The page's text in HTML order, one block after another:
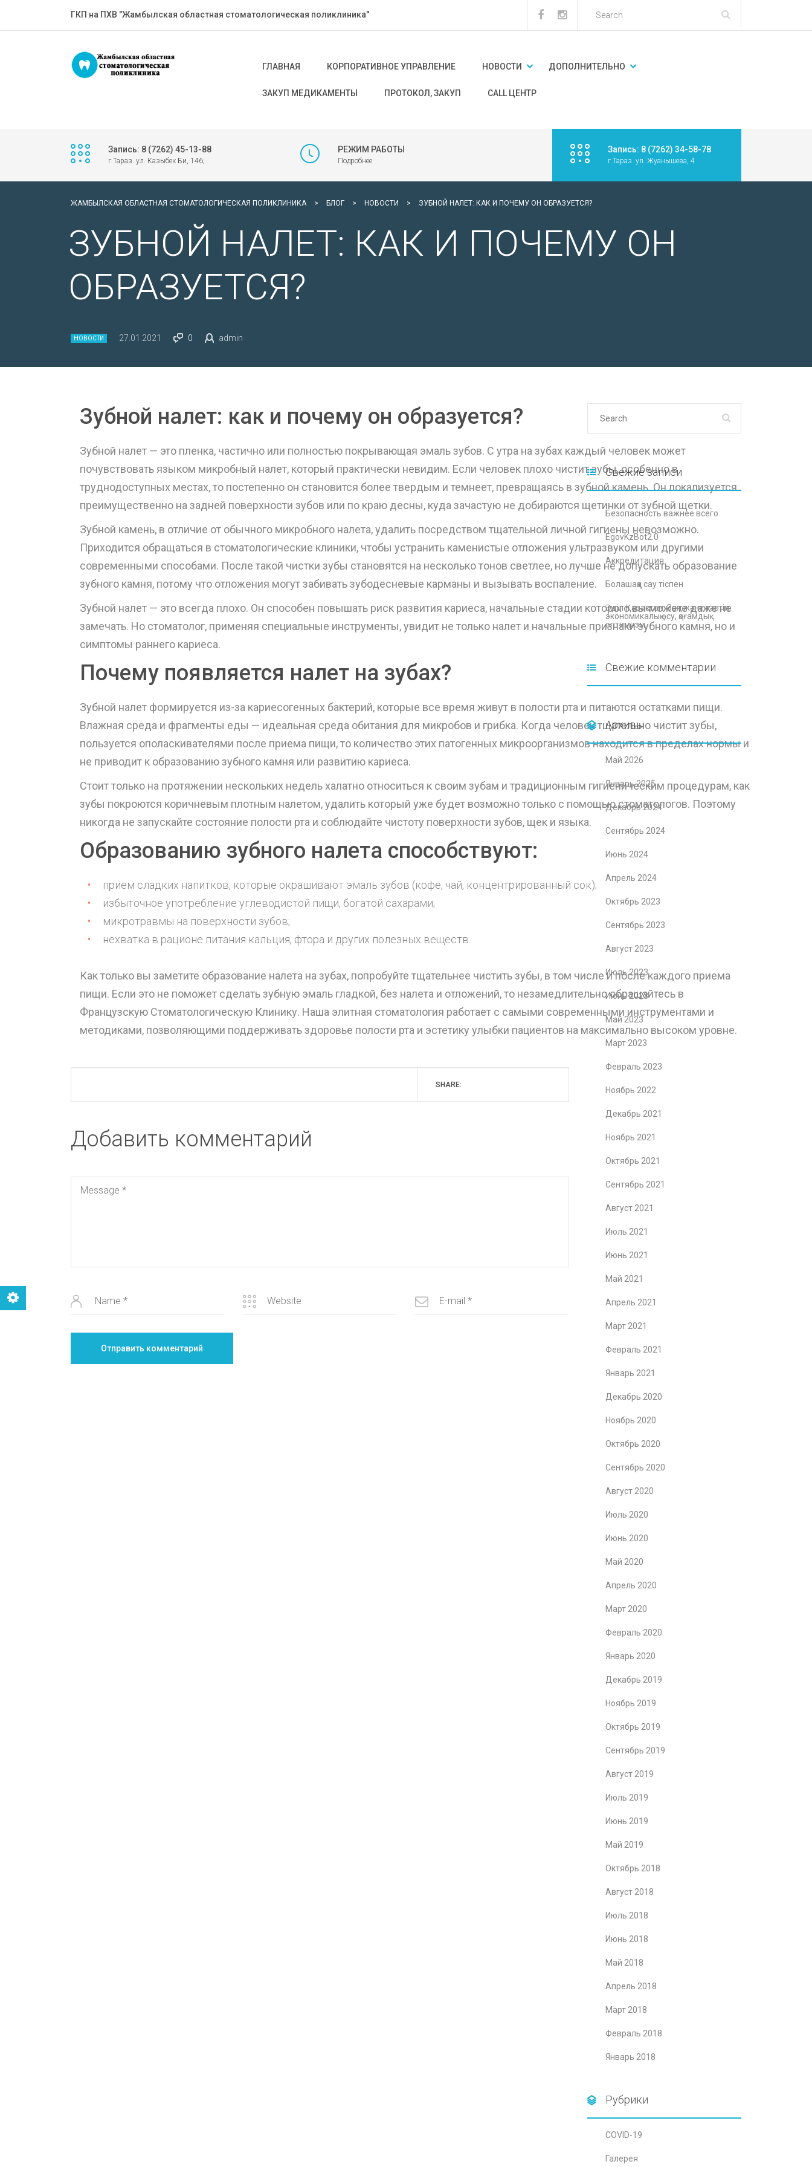
ГКП на ПХВ "Жамбылская областная стоматологическая поликлиника"
ГЛАВНАЯ КОРПОРАТИВНОЕ УПРАВЛЕНИЕ НОВОСТИ ДОПОЛНИТЕЛЬНО
ЗАКУП МЕДИКАМЕНТЫ ПРОТОКОЛ, ЗАКУП CALL ЦЕНТР
Запись: 8 (7262) 45-13-88
г.Тараз. ул. Казыбек Би, 146;
РЕЖИМ РАБОТЫ
Подробнее
Запись: 8 (7262) 34-58-78
г.Тараз. ул. Жуанышева, 4
ЖАМБЫЛСКАЯ ОБЛАСТНАЯ СТОМАТОЛОГИЧЕСКАЯ ПОЛИКЛИНИКА > БЛОГ > НОВОСТИ > ЗУБНОЙ НАЛЕТ: КАК И ПОЧЕМУ ОН ОБРАЗУЕТСЯ?
ЗУБНОЙ НАЛЕТ: КАК И ПОЧЕМУ ОН
ОБРАЗУЕТСЯ?
НОВОСТИ 27.01.2021 0 admin
Зубной налет: как и почему он образуется?
Зубной налет — это пленка, частично или полностью покрывающая эмаль зубов. С утра на зубах каждый человек может
почувствовать языком микробный налет, который практически невидим. Если человек плохо чистит зубы, особенно в
труднодоступных местах, то постепенно он становится более твердым и темнеет, превращаясь в зубной камень. Он локализуется
преимущественно на задней поверхности зубов или по краю десны, куда зачастую не добираются щетинки от зубной щетки.
Зубной камень, в отличие от обычного микробного налета, удалить посредством тщательной личной гигиены невозможно.
Приходится обращаться в стоматологические клиники, чтобы устранить каменистые отложения ультразвуком или другими
современными способами. После такой чистки зубы становятся на несколько тонов светлее, но лучше не допускать образование
зубного камня, потому что отложения могут забивать зубодесневые карманы и вызывать воспаление.
Зубной налет — это всегда плохо. Он способен повышать риск развития кариеса, начальные стадии которого вы можете даже не
замечать. Но стоматолог, применяя специальные инструменты, увидит не только налет и начальные признаки зубного камня, но и
симптомы раннего кариеса.
Почему появляется налет на зубах?
Зубной налет формируется из-за кариесогенных бактерий, которые все время живут в полости рта и питаются остатками пищи.
Влажная среда и фрагменты еды — идеальная среда обитания для микробов и грибка. Когда человек тщательно чистит зубы,
пользуется ополаскивателями после приема пищи, то количество этих патогенных микроорганизмов находится в пределах нормы и
не приводит к образованию зубного камня или развитию кариеса.
Стоит только на протяжении нескольких недель халатно относиться к своим зубам и традиционным гигиеническим процедурам, как
зубы покроются коричневым плотным налетом, удалить который уже будет возможно только с помощью стоматологов. Поэтому
никогда не запускайте состояние полости рта и соблюдайте чистоту поверхности зубов, щек и языка.
Образованию зубного налета способствуют:
прием сладких напитков, которые окрашивают эмаль зубов (кофе, чай, концентрированный сок);
избыточное употребление углеводистой пищи, богатой сахарами;
микротравмы на поверхности зубов;
нехватка в рационе питания кальция, фтора и других полезных веществ.
Как только вы заметите образование налета на зубах, попробуйте тщательнее чистить зубы, в том числе и после каждого приема
пищи. Если это не поможет сделать зубную эмаль гладкой, без налета и отложений, то незамедлительно обращайтесь в
Французскую Стоматологическую Клинику. Наша элитная стоматология работает с самыми современными инструментами и
методиками, позволяющими поддерживать здоровье полости рта и эстетику улыбки пациентов на максимально высоком уровне.
SHARE:
Добавить комментарий
Свежие записи
Безопасность важнее всего
EgovKzBot2.0
Аккредитация
Болашаққа сау тіспен
Әділ Қазақстан: Заң және тәртіп,
экономикалық өсу, қоғамдық
оптимизм
Свежие комментарии
Архивы
Май 2026
Январь 2025
Декабрь 2024
Сентябрь 2024
Июнь 2024
Апрель 2024
Октябрь 2023
Сентябрь 2023
Август 2023
Июль 2023
Июнь 2023
Май 2023
Март 2023
Февраль 2023
Ноябрь 2022
Декабрь 2021
Ноябрь 2021
Октябрь 2021
Сентябрь 2021
Август 2021
Июль 2021
Июнь 2021
Май 2021
Апрель 2021
Март 2021
Февраль 2021
Январь 2021
Декабрь 2020
Ноябрь 2020
Октябрь 2020
Сентябрь 2020
Август 2020
Июль 2020
Июнь 2020
Май 2020
Апрель 2020
Март 2020
Февраль 2020
Январь 2020
Декабрь 2019
Ноябрь 2019
Октябрь 2019
Сентябрь 2019
Август 2019
Июль 2019
Июнь 2019
Май 2019
Октябрь 2018
Август 2018
Июль 2018
Июнь 2018
Май 2018
Апрель 2018
Март 2018
Февраль 2018
Январь 2018
Рубрики
COVID-19
Галерея